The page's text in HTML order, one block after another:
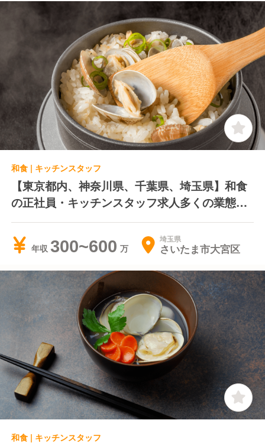
和食 | キッチンスタッフ
【東京都内、神奈川県、千葉県、埼玉県】和食
の正社員・キッチンスタッフ求人多くの業態を
展開し、現在は全国に350店舗以上を経営して
います。現場の店長や料理長に大きな権限を与
えており、各店舗の売上目標の策定や販売戦略
の立案などは責任者が自分で考え、工夫しなが
ら仕事を進めていけます。
年収 300~600 埼玉県
さいたま市大宮区
和食 | キッチンスタッフ